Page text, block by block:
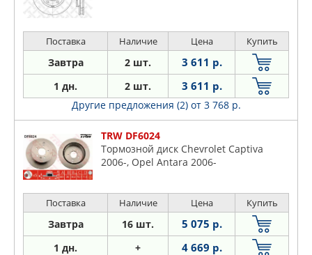
Поставка Наличие Цена Купить
Завтра 2 шт. 3 611 р.
1 дн. 2 шт. 3 611 р.
Другие предложения (2) от 3 768 р.
TRW DF6024
Тормозной диск Chevrolet Captiva
2006-, Opel Antara 2006-
Поставка Наличие Цена Купить
Завтра 16 шт. 5 075 р.
1 дн. + 4 669 р.